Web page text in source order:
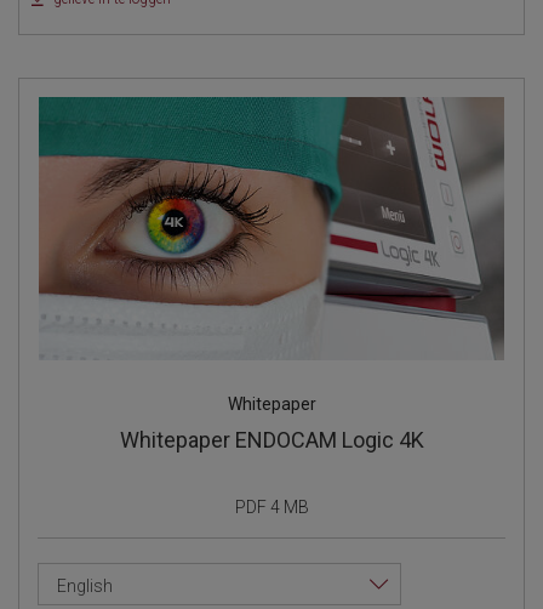
Whitepaper
Whitepaper ENDOCAM Logic 4K
PDF 4 MB
English